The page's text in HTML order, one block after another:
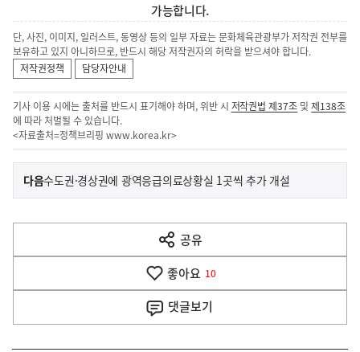
가능합니다.
단, 사진, 이미지, 일러스트, 동영상 등의 일부 자료는 문화체육관광부가 저작권 전부를
보유하고 있지 아니하므로, 반드시 해당 저작권자의 허락을 받으셔야 합니다.
저작권정책
담당자안내
기사 이용 시에는 출처를 반드시 표기해야 하며, 위반 시 저작권법 제37조 및제138조
에 따라 처벌될 수 있습니다.
<자료출처=정책브리핑 www.korea.kr>
이
전
다
음
다음기
수도권·경상권에 광역응급의료상황실 1곳씩 추가 개설
공유
열
기
좋아요 10
댓글보기